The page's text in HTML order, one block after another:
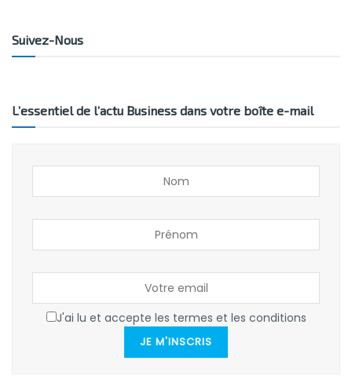
Suivez-Nous
L’essentiel de l’actu Business dans votre boîte e-mail
J'ai lu et accepte les termes et les conditions
JE M'INSCRIS